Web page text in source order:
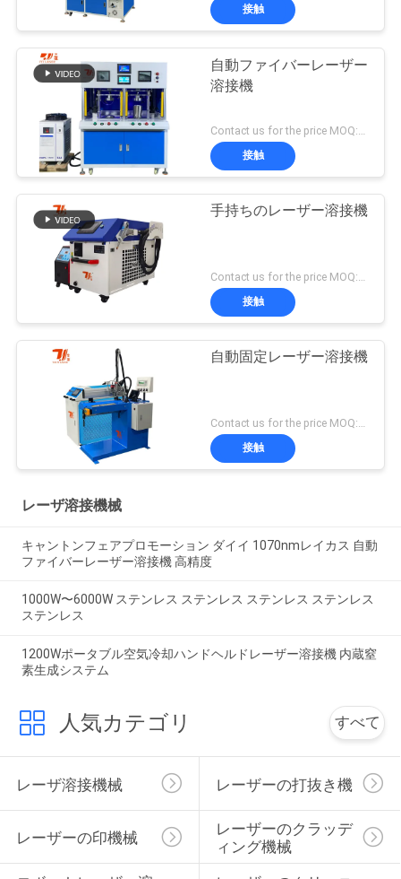
接触
自動ファイバーレーザー
溶接機
Contact us for the price MOQ:1セット
接触
手持ちのレーザー溶接機
接触
自動固定レーザー溶接機
接触
レーザ溶接機械
キャントンフェアプロモーション ダイイ 1070nmレイカス 自動
ファイバーレーザー溶接機 高精度
1000W〜6000W ステンレス ステンレス ステンレス ステンレス
ステンレス
1200Wポータブル空気冷却ハンドヘルドレーザー溶接機 内蔵窒
素生成システム
人気カテゴリ すべて
レーザ溶接機械 レーザーの打抜き機
レーザーの印機械
レーザーのクラッデ
ィング機械